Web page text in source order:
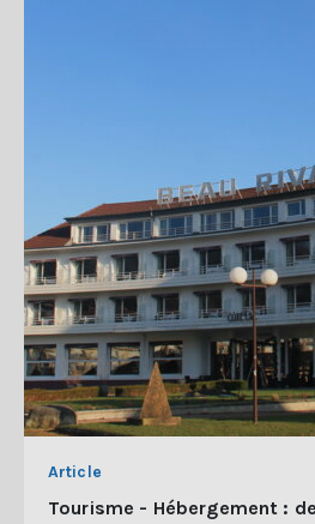
Article
Tourisme - Hébergement :